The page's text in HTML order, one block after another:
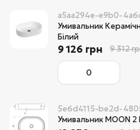
a5aa294e-e9b0-
Умивальник
Білий
9 126 грн 9 312
5e6d4115-be2d-
Умивальник MOON